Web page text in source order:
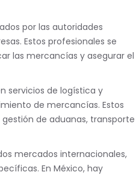
por las autoridades
Estos profesionales se
las mercancías y asegurar el
servicios de logística y
de mercancías. Estos
de aduanas, transporte
mercados internacionales,
En México, hay